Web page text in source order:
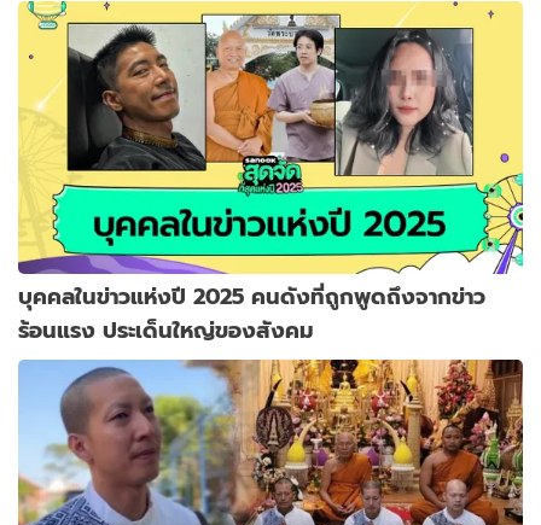
บุคคลในข่าวแห่งปี 2025 คนดังที่ถูกพูดถึงจากข่าว
ร้อนแรง ประเด็นใหญ่ของสังคม